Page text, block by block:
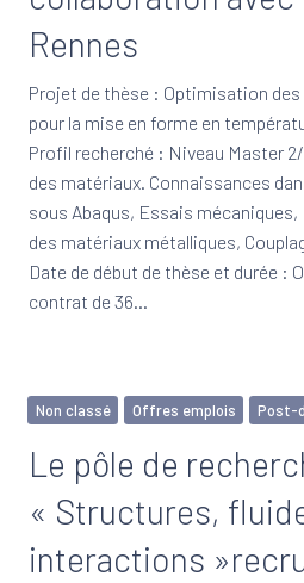
Rennes
Projet de thèse : Optimisation
pour la mise en forme en
Profil recherché : Niveau Master
des matériaux. Connaissances
sous Abaqus, Essais
des matériaux métalliques,
Date de début de thèse et durée :
contrat de 36…
Non classé Offres emplois Post-
Le pôle de
« Structures,
interactions